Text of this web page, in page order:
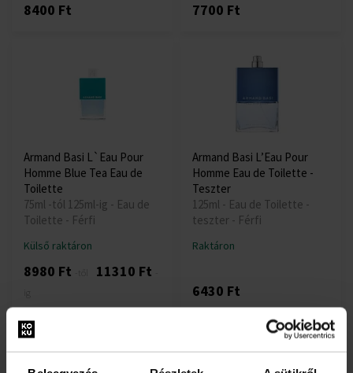
8400 Ft 7700 Ft
Armand Basi L`Eau Pour
Homme Blue Tea Eau de
Toilette
75ml -tól 125ml-ig - Eau de
Toilette - Férfi
Külső raktáron
8980 Ft 11310 Ft
Armand Basi L’Eau Pour
Homme Eau de Toilette -
Teszter
125ml - Eau de Toilette -
teszter - Férfi
Raktáron
6430 Ft